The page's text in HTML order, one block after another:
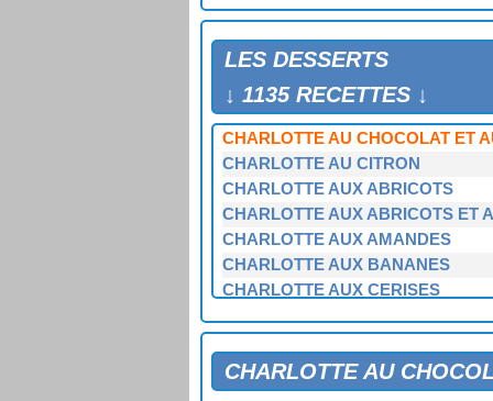
LES DESSERTS
↓ 1135 RECETTES ↓
CHARLOTTE A L'ORANGE
CHARLOTTE ANTILLAISE
CHARLOTTE AU CHOCOLAT
CHARLOTTE AU CHOCOLAT A
CHARLOTTE AU CHOCOLAT ET
CHARLOTTE AU CHOCOLAT ET
CHARLOTTE AU CITRON
CHARLOTTE AUX ABRICOTS
CHARLOTTE AUX ABRICOTS ET
CHARLOTTE AUX AMANDES
CHARLOTTE AUX BANANES
CHARLOTTE AUX CERISES
CHARLOTTE AUX FRAMBOISES
CHARLOTTE AUX FRAMBOISES
CHARLOTTE AU